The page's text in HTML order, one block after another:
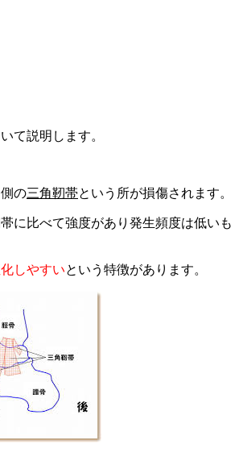
て説明します。
の三角靭帯という所が損傷されます。
に比べて強度があり発生頻度は低いも
しやすいという特徴があります。